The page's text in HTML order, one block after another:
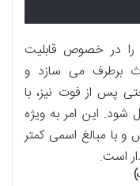
را در خصوص قابلیت
برطرف می سازد و
پس از فوت نیز، با
این امر به ویژه
با مبالغ اسمی کمتر
است.